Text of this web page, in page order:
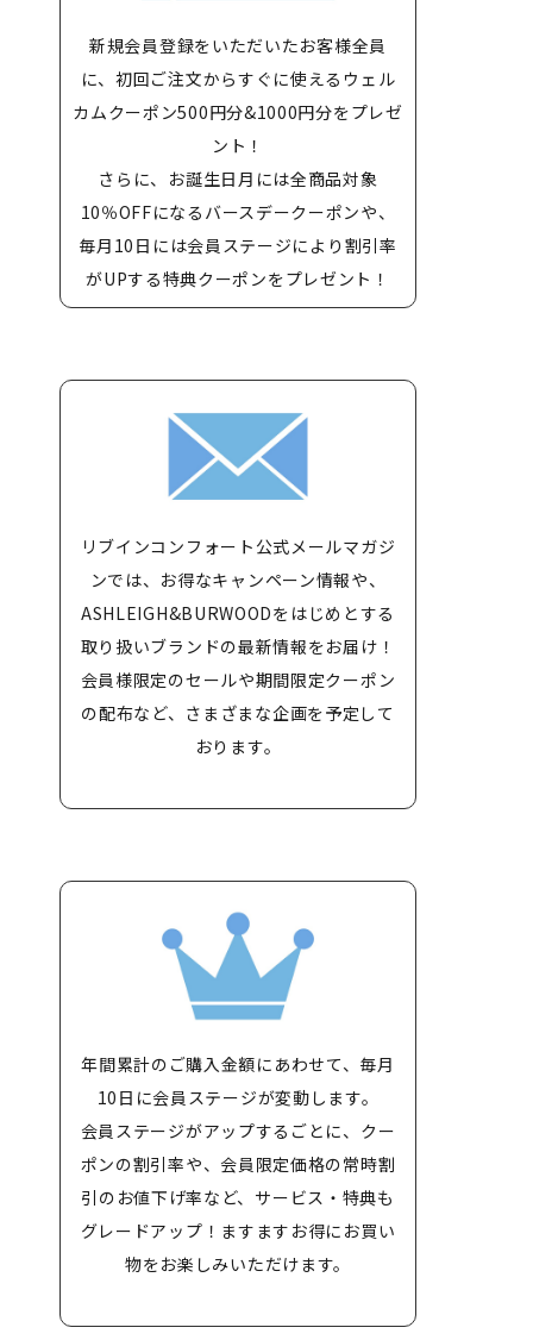
新規会員登録をいただいたお客様全員
に、初回ご注文からすぐに使えるウェル
カムクーポン500円分&1000円分をプレゼ
ント！
さらに、お誕生日月には全商品対象
10％OFFになるバースデークーポンや、
毎月10日には会員ステージにより割引率
がUPする特典クーポンをプレゼント！
リブインコンフォート公式メールマガジ
ンでは、お得なキャンペーン情報や、
ASHLEIGH&BURWOODをはじめとする
取り扱いブランドの最新情報をお届け！
会員様限定のセールや期間限定クーポン
の配布など、さまざまな企画を予定して
おります。
年間累計のご購入金額にあわせて、毎月
10日に会員ステージが変動します。
会員ステージがアップするごとに、クー
ポンの割引率や、会員限定価格の常時割
引のお値下げ率など、サービス・特典も
グレードアップ！ますますお得にお買い
物をお楽しみいただけます。